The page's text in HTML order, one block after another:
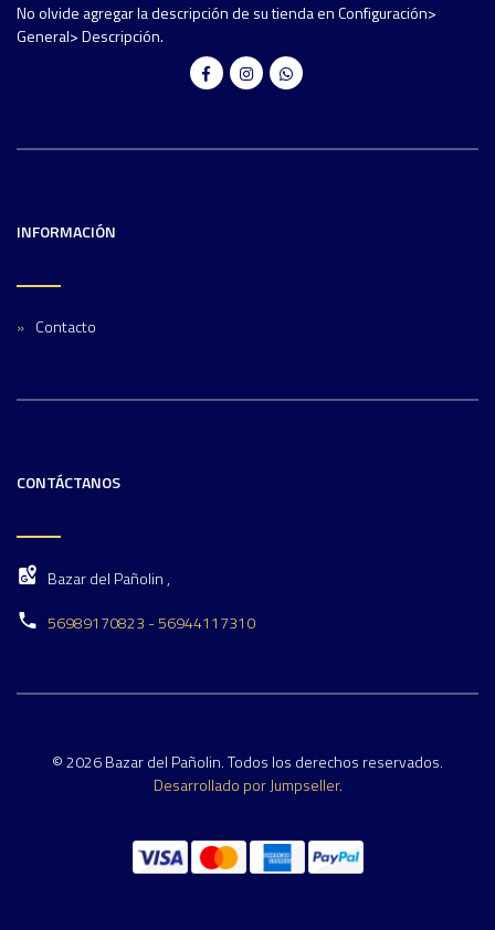
No olvide agregar la descripción de su tienda en Configuración>
General> Descripción.
INFORMACIÓN
Contacto
CONTÁCTANOS
Bazar del Pañolin ,
56989170823 - 56944117310
© 2026 Bazar del Pañolin. Todos los derechos reservados.
Desarrollado por Jumpseller.